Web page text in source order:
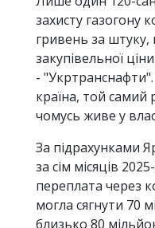
захисту газогону
гривень за штуку,
закупівельної
-
країна, той самий
чомусь живе у
За підрахунками
за сім місяців
переплата через
могла сягнути 70
близько 80